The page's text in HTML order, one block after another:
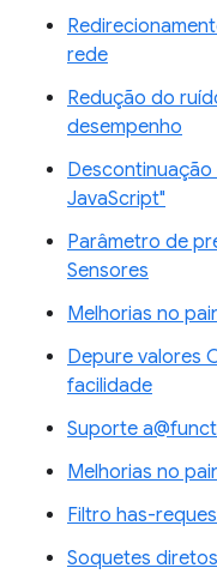
rede
Redução do
desempenho
JavaScript"
Parâmetro de
Sensores
Melhorias no
Depure valores
facilidade
Suporte
Melhorias no
Filtro has-
Soquetes